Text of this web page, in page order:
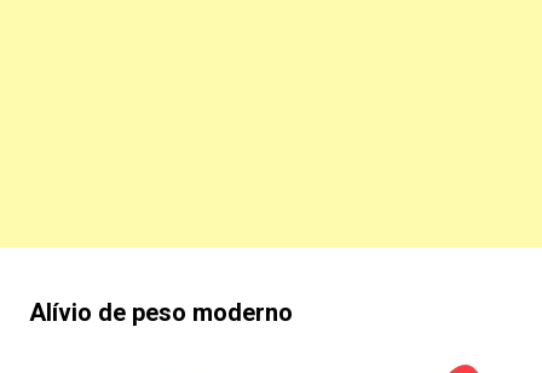
Alívio de peso moderno